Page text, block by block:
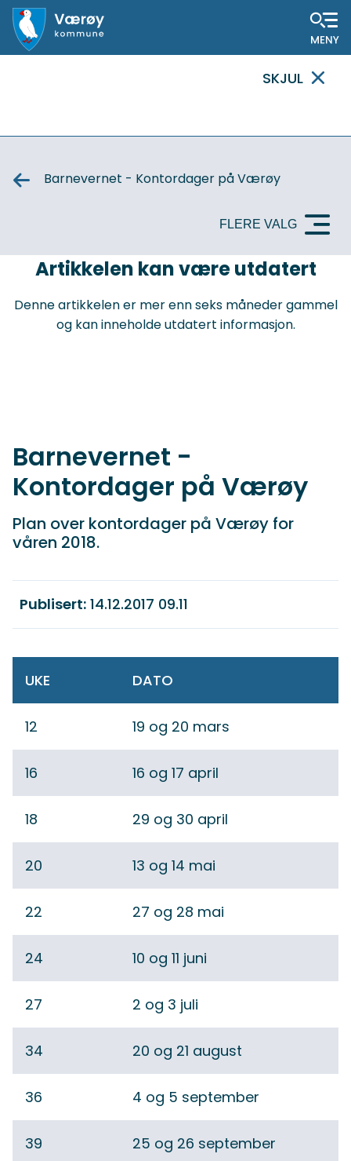
MELDING
SKJUL
Barnevernet - Kontordager på Værøy
FLERE VALG
VIKTIG
Artikkelen kan være utdatert
Denne artikkelen er mer enn seks måneder gammel
og kan inneholde utdatert informasjon.
Barnevernet -
Kontordager på Værøy
Plan over kontordager på Værøy for
våren 2018.
Publisert 14.12.2017 09.11
UKE DATO
12 19 og 20 mars
16 16 og 17 april
18 29 og 30 april
20 13 og 14 mai
22 27 og 28 mai
24 10 og 11 juni
27 2 og 3 juli
34 20 og 21 august
36 4 og 5 september
39 25 og 26 september